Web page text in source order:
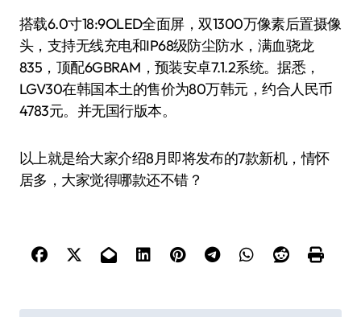
搭载6.0寸18:9OLED全面屏，双1300万像素后置摄像
头，支持无线充电和IP68级防尘防水，满血骁龙
835，顶配6GBRAM，预装安卓7.1.2系统。据悉，
LGV30在韩国本土的售价为80万韩元，约合人民币
4783元。并无国行版本。
以上就是给大家介绍8月即将发布的7款新机，情怀
居多，大家觉得哪款还不错？